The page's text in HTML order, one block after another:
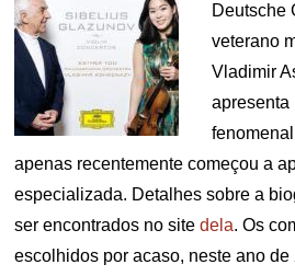
Deutsche
veterano
Vladimir
apresenta
apenas recentemente começou a
especializada. Detalhes sobre a
ser encontrados no sitedela. Os
escolhidos por acaso, neste ano